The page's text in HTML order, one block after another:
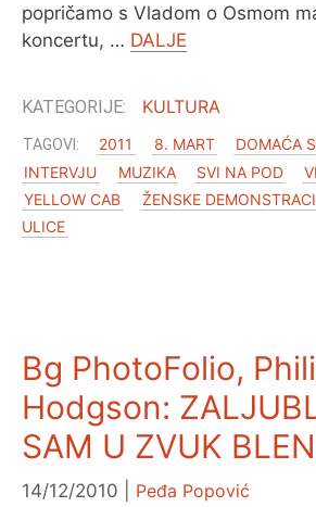
popričamo s Vladom o Osmom
koncertu, … DALJE
KULTURA
2011 8. MART
DOMAĆA
INTERVJU
MUZIKA SVI NA POD
YELLOW CAB
ŽENSKE
ULICE
Bg PhotoFolio,
Hodgson:
SAM U ZVUK
14/12/2010 Peđa Popović